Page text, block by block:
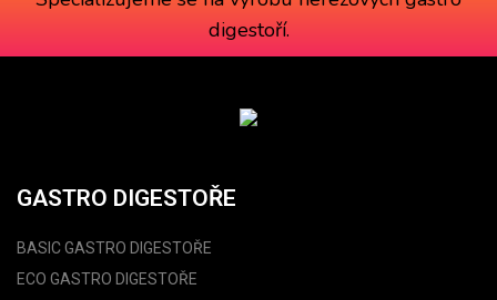
digestoří.
GASTRO DIGESTOŘE
BASIC GASTRO DIGESTOŘE
ECO GASTRO DIGESTOŘE